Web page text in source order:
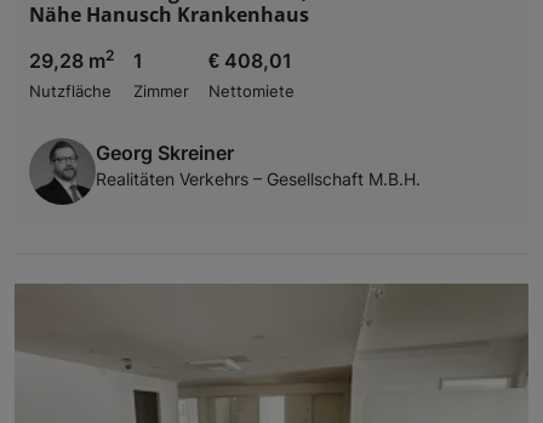
Nähe Hanusch Krankenhaus
29,28 m2
Nutzfläche
1
Zimmer
€ 408,01
Nettomiete
Georg Skreiner
Realitäten Verkehrs – Gesellschaft M.B.H.